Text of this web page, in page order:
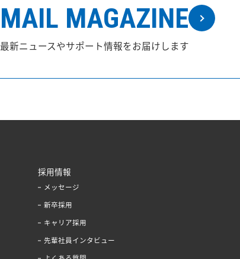
MAIL MAGAZINE
最新ニュースやサポート情報をお届けします
採用情報
メッセージ
新卒採用
キャリア採用
先輩社員インタビュー